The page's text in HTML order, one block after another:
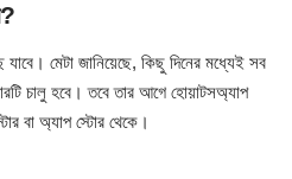
যাবে। মেটা জানিয়েছে, কিছু দিনের মধ্যেই সব
চালু হবে। তবে তার আগে হোয়াটসঅ্যাপ
বা অ্যাপ স্টোর থেকে।